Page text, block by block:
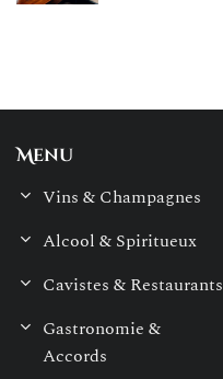
Menu
Vins & Champagnes
Alcool & Spiritueux
Cavistes & Restaurants
Gastronomie &
Accords